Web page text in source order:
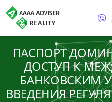
ПАСПОРТ
ДОСТУП К
БАНКОВСКИМ
ВВЕДЕНИЯ